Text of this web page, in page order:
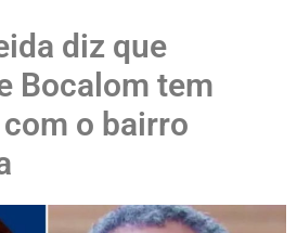
diz que
Bocalom tem
o bairro